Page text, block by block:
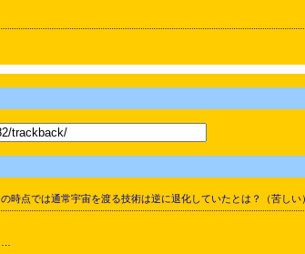
点では通常宇宙を渡る技術は逆に退化していたとは？（苦しい）